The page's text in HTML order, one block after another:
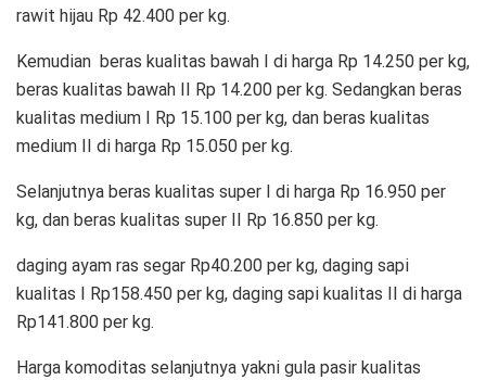
rawit hijau Rp 42.400 per kg.
Kemudian beras kualitas bawah I di harga Rp 14.250 per kg,
beras kualitas bawah II Rp 14.200 per kg. Sedangkan beras
kualitas medium I Rp 15.100 per kg, dan beras kualitas
medium II di harga Rp 15.050 per kg.
Selanjutnya beras kualitas super I di harga Rp 16.950 per
kg, dan beras kualitas super II Rp 16.850 per kg.
daging ayam ras segar Rp40.200 per kg, daging sapi
kualitas I Rp158.450 per kg, daging sapi kualitas II di harga
Rp141.800 per kg.
Harga komoditas selanjutnya yakni gula pasir kualitas